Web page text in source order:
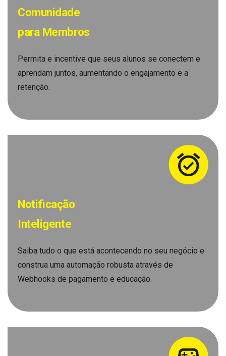
Comunidade
para Membros
Permita e incentive que seus alunos se conectem e
aprendam juntos, aumentando o engajamento e a
retenção.
Notificação
Inteligente
Saiba tudo o que está acontecendo no seu negócio e
construa uma automação robusta através de
Webhooks de pagamento e educação.